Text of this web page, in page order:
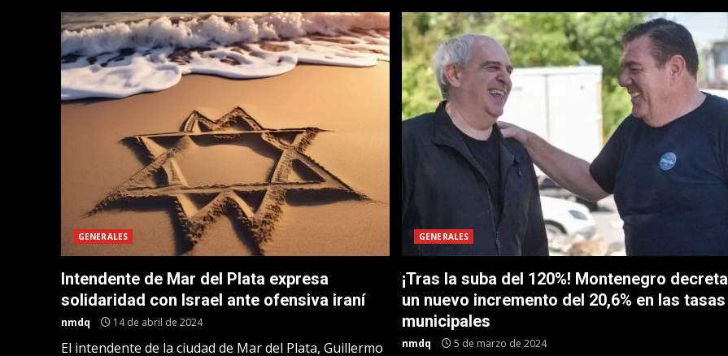
GENERALES
Intendente de Mar del Plata expresa
solidaridad con Israel ante ofensiva iraní
nmdq 14 de abril de 2024
El intendente de la ciudad de Mar del Plata, Guillermo
GENERALES
¡Tras la suba del 120%! Montenegro decreta
un nuevo incremento del 20,6% en las tasas
municipales
nmdq 5 de marzo de 2024